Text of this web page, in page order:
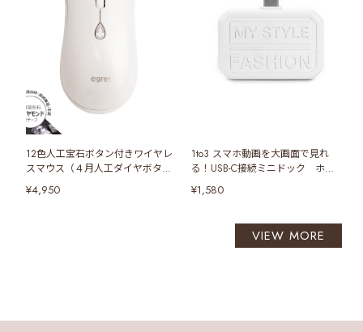
12色人工宝石ボタン付きワイヤレ
スマウス（４月人工ダイヤボタ
ン）
¥4,950
1to3 スマホ動画を大画面で見れ
る！USB-C接続ミニドック ホワ
イト
¥1,580
VIEW MORE